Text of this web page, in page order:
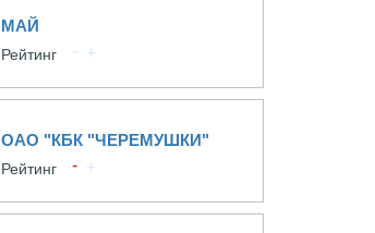
МАЙ
Рейтинг
ОАО "КБК "ЧЕРЕМУШКИ"
Рейтинг